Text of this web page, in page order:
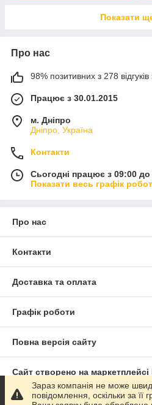
Показати
Про нас
98% позитивних з 278 відгуків
Працює з 30.01.2015
м. Дніпро
Дніпро, Україна
Контакти
Сьогодні працює з 09:00 до
Показати весь графік
Про нас
Контакти
Доставка та оплата
Графік роботи
Повна версія сайту
Сайт створено на маркетплейсі
Політика конфіденційності
Зараз компанія не може
повідомлення, оскільки за її